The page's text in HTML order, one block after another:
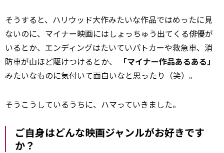
そうすると、ハリウッド大作みたいな作品ではめったに見
ないのに、マイナー映画にはしょっちゅう出てくる俳優が
いるとか、エンディングはたいていパトカーや救急車、消
防車が山ほど駆けつけるとか、
「マイナー作品あるある」
みたいなものに気付いて面白いなと思ったり（笑）。
そうこうしているうちに、ハマっていきました。
――ご自身はどんな映画ジャンルがお好きです
か？